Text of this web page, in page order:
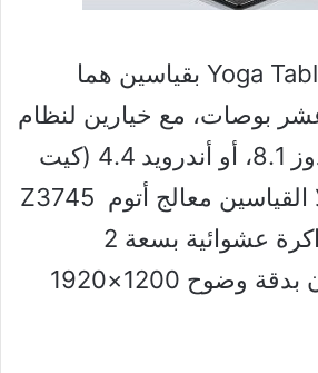
توفر لينوفو Yoga Tablet 2 بقياسين هما
بوصات، مع خيارين لنظام
التشغيل أما ويندوز 8.1، أو أندرويد 4.4 (كيت
كات)، ويحمل كلا القياسين معالج أتوم Z3745
رباعي النواة، وذاكرة عشوائية بسعة 2
جيجابايت، ويأتيان بدقة وضوح 1200×1920